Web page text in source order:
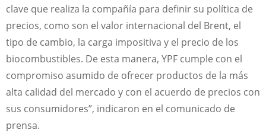
clave que realiza la compañía para definir su política de
precios, como son el valor internacional del Brent, el
tipo de cambio, la carga impositiva y el precio de los
biocombustibles. De esta manera, YPF cumple con el
compromiso asumido de ofrecer productos de la más
alta calidad del mercado y con el acuerdo de precios con
sus consumidores”, indicaron en el comunicado de
prensa.